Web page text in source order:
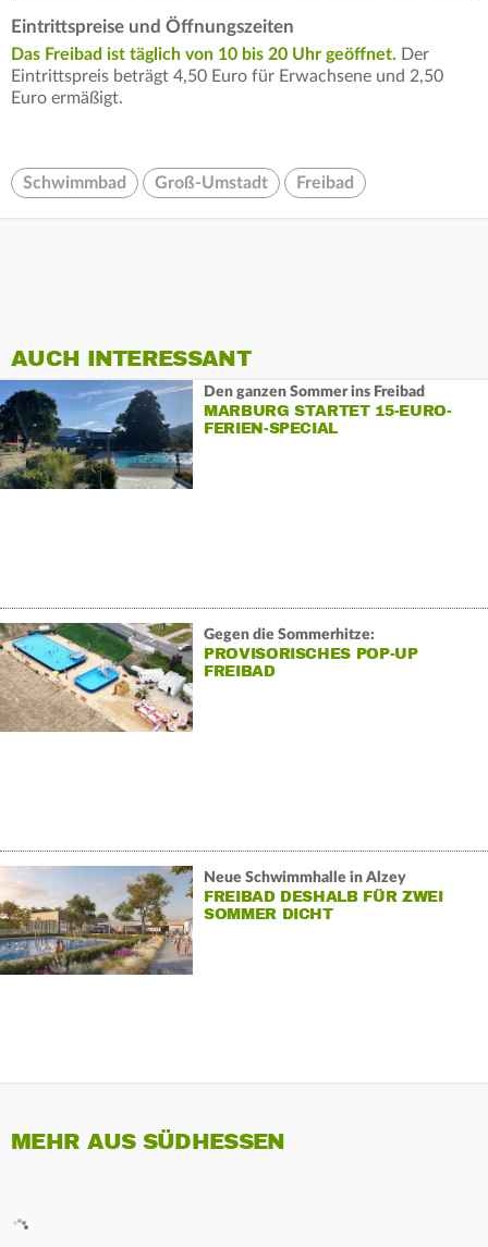
Eintrittspreise und Öffnungszeiten
Das Freibad ist täglich von 10 bis 20 Uhr geöffnet. Der
Eintrittspreis beträgt 4,50 Euro für Erwachsene und 2,50
Euro ermäßigt.
Schwimmbad Groß-Umstadt Freibad
AUCH INTERESSANT
Den ganzen Sommer ins Freibad
MARBURG STARTET 15-EURO-
FERIEN-SPECIAL
Gegen die Sommerhitze:
PROVISORISCHES POP-UP
FREIBAD
Neue Schwimmhalle in Alzey
FREIBAD DESHALB FÜR ZWEI
SOMMER DICHT
MEHR AUS SÜDHESSEN